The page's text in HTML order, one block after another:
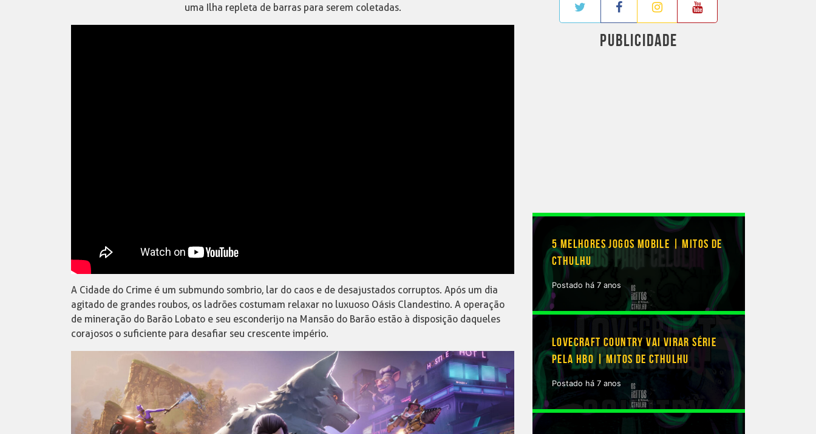
uma Ilha repleta de barras para serem coletadas.
A Cidade do Crime é um submundo sombrio, lar do caos e de desajustados corruptos. Após um dia
agitado de grandes roubos, os ladrões costumam relaxar no luxuoso Oásis Clandestino. A operação
de mineração do Barão Lobato e seu esconderijo na Mansão do Barão estão à disposição daqueles
corajosos o suficiente para desafiar seu crescente império.
PUBLICIDADE
5 MELHORES JOGOS MOBILE | MITOS DE
CTHULHU
Postado há 7 anos
LOVECRAFT COUNTRY VAI VIRAR SÉRIE
PELA HBO | MITOS DE CTHULHU
Postado há 7 anos